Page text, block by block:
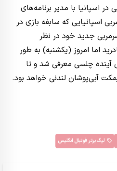
در اسپانیا با مدیر برنامه‌های
اسپانیایی که سابفه بازی در
سرمربی جدید خود در نظر
اما امروز (یکشنبه) به طور
چلسی معرفی شد و تا
لیگ برتر فوتبال انگلیس